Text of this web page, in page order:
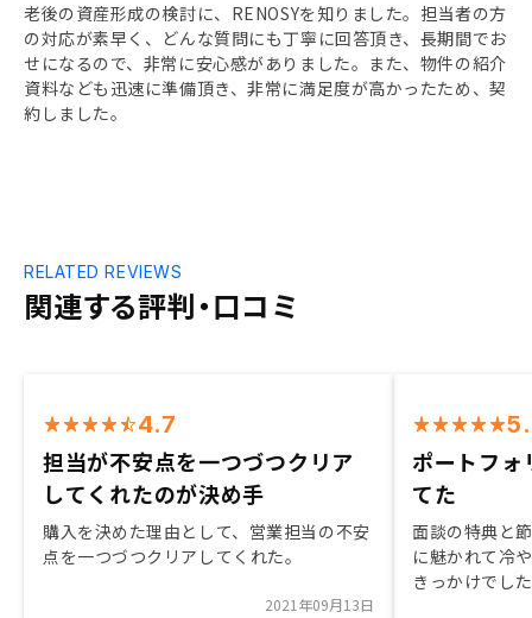
老後の資産形成の検討に、RENOSYを知りました。担当者の方
の対応が素早く、どんな質問にも丁寧に回答頂き、長期間でお
せになるので、非常に安心感がありました。また、物件の紹介
資料なども迅速に準備頂き、非常に満足度が高かったため、契
約しました。
関連する評判・口コミ
RELATED REVIEWS
4.7
担当が不安点を一つづつクリア
してくれたのが決め手
購入を決めた理由として、営業担当の不安
点を一つづつクリアしてくれた。
2021年09月13日
ポートフォ
てた
面談の特典と
に魅かれて冷
きっかけでし